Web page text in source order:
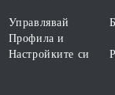
Управлявай
Профила и
Настройките си